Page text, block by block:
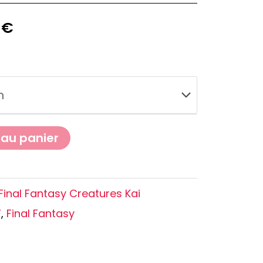
Oshi no Ko
€
panier
Fantasy Creatures Kai
, Final Fantasy